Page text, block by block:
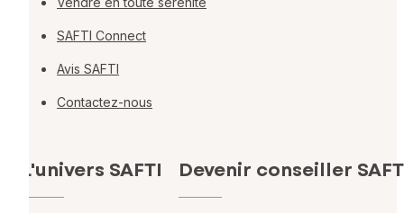
SAFTI Connect
Avis SAFTI
Contactez-nous
L'univers SAFTI Devenir conseiller